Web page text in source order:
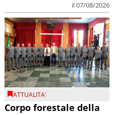
il 07/08/2026
ATTUALITA'
Corpo forestale della